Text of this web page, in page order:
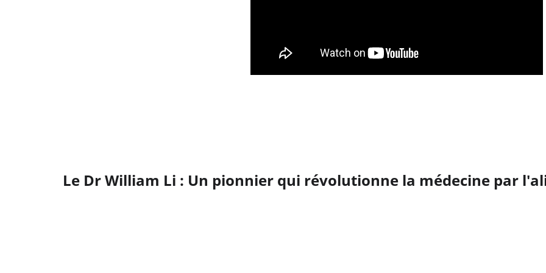
Le Dr William Li : Un pionnier qui révolutionne la médecine par